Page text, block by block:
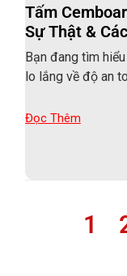
Tấm
Sự Thật &
Bạn đang tìm
lo lắng về độ an
Đọc Thêm
1